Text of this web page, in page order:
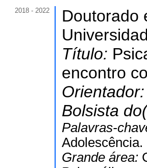
2018 - 2022
Doutorado
Título:
encontro
Orientador:
Bolsista
Palavras-
Adolescência.
Grande área: